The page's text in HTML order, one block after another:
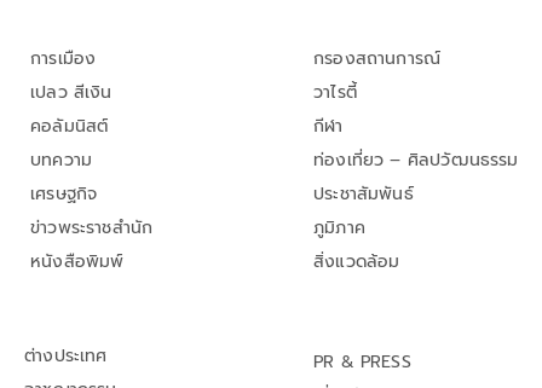
การเมือง
เปลว สีเงิน
คอลัมนิสต์
บทความ
เศรษฐกิจ
ข่าวพระราชสำนัก
หนังสือพิมพ์
กรองสถานการณ์
วาไรตี้
กีฬา
ท่องเที่ยว – ศิลปวัฒนธรรม
ประชาสัมพันธ์
ภูมิภาค
สิ่งแวดล้อม
ต่างประเทศ
PR & PRESS